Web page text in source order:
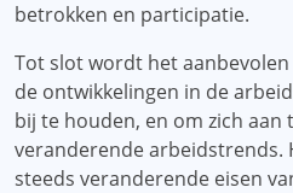
betrokken en participatie.
Tot slot wordt het
de ontwikkelingen in de
bij te houden, en om zich aan
veranderende arbeidstrends.
steeds veranderende eisen